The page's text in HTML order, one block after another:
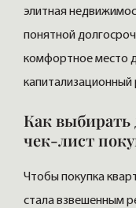
элитная
понятной
комфортное место
капитализационный
Как выбирать
чек-лист
Чтобы покупка
стала взвешенным